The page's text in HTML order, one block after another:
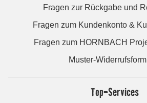
Fragen zur Rückgabe und
Fragen zum Kundenkonto &
Fragen zum HORNBACH
Muster-
Top-Services